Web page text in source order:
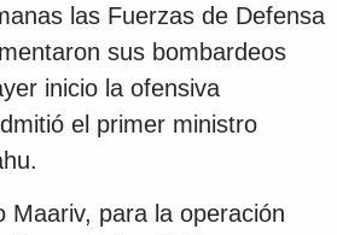
las Fuerzas de Defensa
sus bombardeos
inicio la ofensiva
el primer ministro
Maariv, para la operación